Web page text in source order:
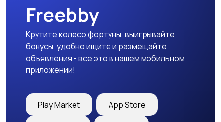
Футболки и топы
одежда
Freebby
Крутите колесо фортуны, выигрывайте
бонусы, удобно ищите и размещайте
объявления - все это в нашем мобильном
приложении!
Play Market App Store